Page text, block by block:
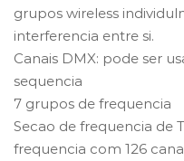
grupos wireless
interferencia entre si.
Canais DMX: pode ser
sequencia
7 grupos de frequencia
Secao de frequencia de
frequencia com 126